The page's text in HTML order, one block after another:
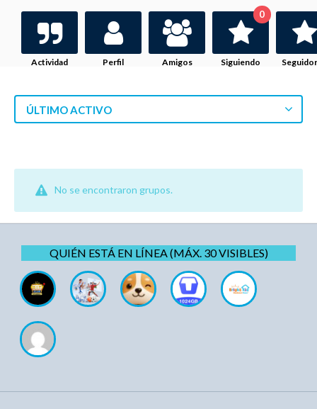
Actividad Perfil Amigos Siguiendo
0
ÚLTIMO ACTIVO
No se encontraron grupos.
QUIÉN ESTÁ EN LÍNEA (MÁX. 30 VISIBLES)